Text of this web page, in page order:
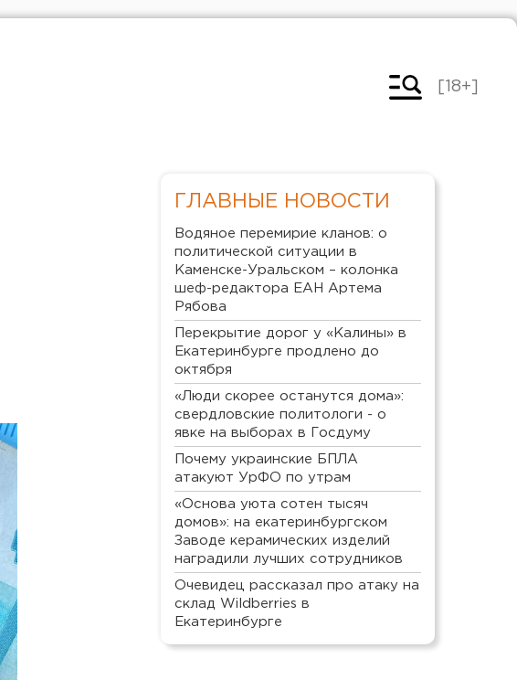
[18+]
ГЛАВНЫЕ НОВОСТИ
Водяное перемирие кланов: о
политической ситуации в
Каменске-Уральском – колонка
шеф-редактора ЕАН Артема
Рябова
Перекрытие дорог у «Калины» в
Екатеринбурге продлено до
октября
«Люди скорее останутся дома»:
свердловские политологи - о
явке на выборах в Госдуму
Почему украинские БПЛА
атакуют УрФО по утрам
«Основа уюта сотен тысяч
домов»: на екатеринбургском
Заводе керамических изделий
наградили лучших сотрудников
Очевидец рассказал про атаку на
склад Wildberries в
Екатеринбурге